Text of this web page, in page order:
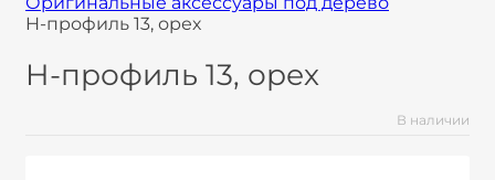
H-профиль 13, орех
H-профиль 13, орех
В наличии